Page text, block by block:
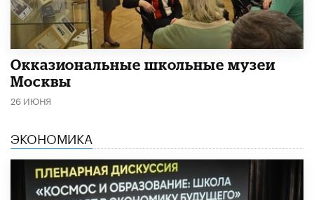
​Окказиональные школьные музеи
Москвы
26 ИЮНЯ
ЭКОНОМИКА